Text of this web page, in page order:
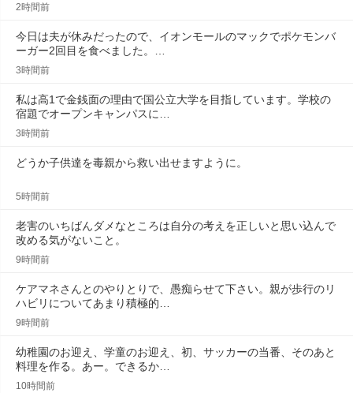
2時間前
今日は夫が休みだったので、イオンモールのマックでポケモンバ
ーガー2回目を食べました。…
3時間前
私は高1で金銭面の理由で国公立大学を目指しています。学校の
宿題でオープンキャンパスに…
3時間前
どうか子供達を毒親から救い出せますように。
5時間前
老害のいちばんダメなところは自分の考えを正しいと思い込んで
改める気がないこと。
9時間前
ケアマネさんとのやりとりで、愚痴らせて下さい。親が歩行のリ
ハビリについてあまり積極的…
9時間前
幼稚園のお迎え、学童のお迎え、初、サッカーの当番、そのあと
料理を作る。あー。できるか…
10時間前